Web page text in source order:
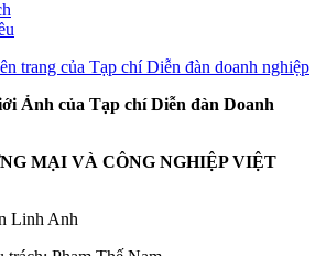
Ảnh của Tạp chí Diễn đàn Doanh
MẠI VÀ CÔNG NGHIỆP VIỆT
Linh Anh